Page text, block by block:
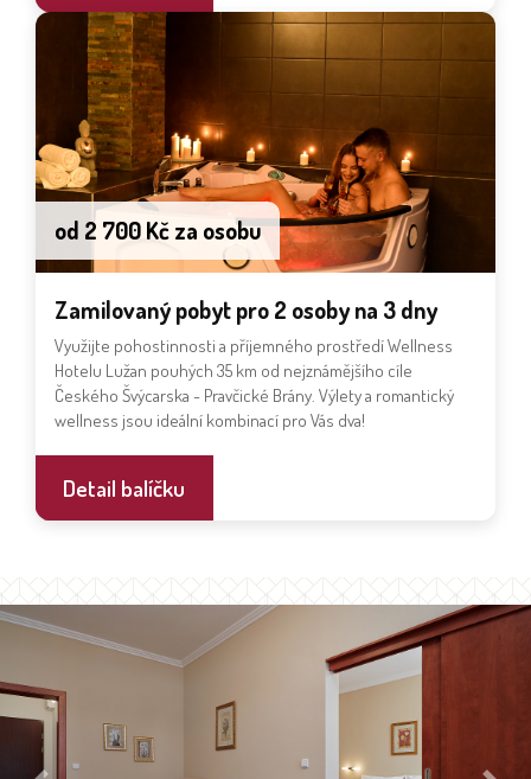
Zamilovaný pobyt pro 2 osoby na 3 dny
Využijte pohostinnosti a příjemného prostředí Wellness
Hotelu Lužan pouhých 35 km od nejznámějšího cíle
Českého Švýcarska - Pravčické Brány. Výlety a romantický
wellness jsou ideální kombinací pro Vás dva!
od 2 700 Kč za osobu
Detail balíčku